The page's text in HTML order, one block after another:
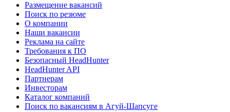
Размещение вакансий
Поиск по резюме
О компании
Наши вакансии
Реклама на сайте
Требования к ПО
Безопасный HeadHunter
HeadHunter API
Партнерам
Инвесторам
Каталог компаний
Поиск по вакансиям в Агуй-Шапсуге